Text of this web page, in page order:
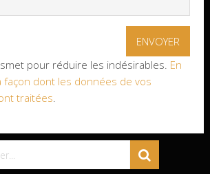
pour réduire les indésirables. En
façon dont les données de vos
traitées.